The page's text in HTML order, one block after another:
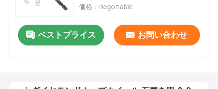
私達について
価格：negotiable
ベストプライス お問い合わせ
グラナイトコンクリートマーブルのための冷圧ダイヤモンドソーブレード